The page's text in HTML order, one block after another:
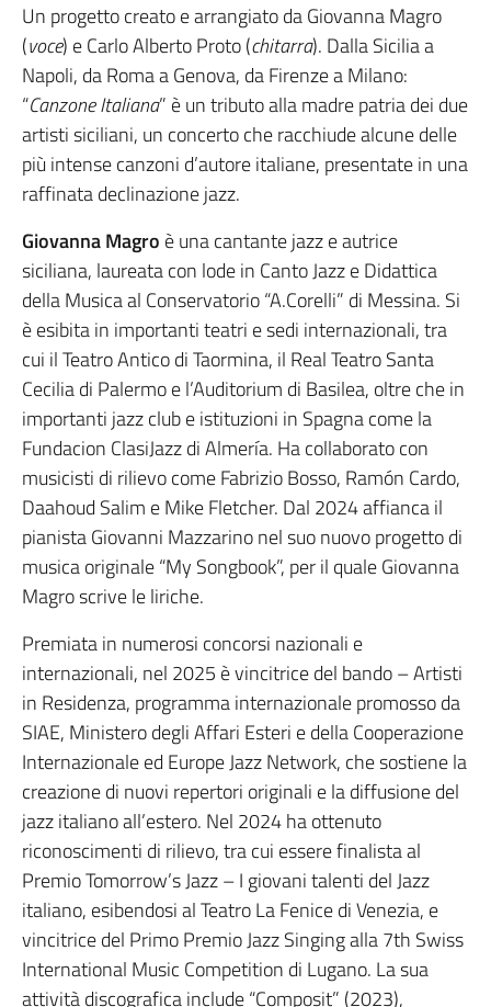
Un progetto creato e arrangiato da Giovanna Magro
(voce) e Carlo Alberto Proto (chitarra). Dalla Sicilia a
Napoli, da Roma a Genova, da Firenze a Milano:
“Canzone Italiana” è un tributo alla madre patria dei due
artisti siciliani, un concerto che racchiude alcune delle
più intense canzoni d’autore italiane, presentate in una
raffinata declinazione jazz.
Giovanna Magro è una cantante jazz e autrice
siciliana, laureata con lode in Canto Jazz e Didattica
della Musica al Conservatorio “A.Corelli” di Messina. Si
è esibita in importanti teatri e sedi internazionali, tra
cui il Teatro Antico di Taormina, il Real Teatro Santa
Cecilia di Palermo e l’Auditorium di Basilea, oltre che in
importanti jazz club e istituzioni in Spagna come la
Fundacion ClasiJazz di Almería. Ha collaborato con
musicisti di rilievo come Fabrizio Bosso, Ramón Cardo,
Daahoud Salim e Mike Fletcher. Dal 2024 affianca il
pianista Giovanni Mazzarino nel suo nuovo progetto di
musica originale “My Songbook”, per il quale Giovanna
Magro scrive le liriche.
Premiata in numerosi concorsi nazionali e
internazionali, nel 2025 è vincitrice del bando – Artisti
in Residenza, programma internazionale promosso da
SIAE, Ministero degli Affari Esteri e della Cooperazione
Internazionale ed Europe Jazz Network, che sostiene la
creazione di nuovi repertori originali e la diffusione del
jazz italiano all’estero. Nel 2024 ha ottenuto
riconoscimenti di rilievo, tra cui essere finalista al
Premio Tomorrow’s Jazz – I giovani talenti del Jazz
italiano, esibendosi al Teatro La Fenice di Venezia, e
vincitrice del Primo Premio Jazz Singing alla 7th Swiss
International Music Competition di Lugano. La sua
attività discografica include “Composit” (2023),